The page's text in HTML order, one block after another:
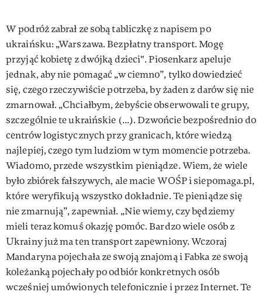
W podróż zabrał ze sobą tabliczkę z napisem po
ukraińsku: „Warszawa. Bezpłatny transport. Mogę
przyjąć kobietę z dwójką dzieci". Piosenkarz apeluje
jednak, aby nie pomagać „w ciemno”, tylko dowiedzieć
się, czego rzeczywiście potrzeba, by żaden z darów się nie
zmarnował. „Chciałbym, żebyście obserwowali te grupy,
szczególnie te ukraińskie (...). Dzwońcie bezpośrednio do
centrów logistycznych przy granicach, które wiedzą
najlepiej, czego tym ludziom w tym momencie potrzeba.
Wiadomo, przede wszystkim pieniądze. Wiem, że wiele
było zbiórek fałszywych, ale macie WOŚP i siepomaga.pl,
które weryfikują wszystko dokładnie. Te pieniądze się
nie zmarnują”, zapewniał. „Nie wiemy, czy będziemy
mieli teraz komuś okazję pomóc. Bardzo wiele osób z
Ukrainy już ma ten transport zapewniony. Wczoraj
Mandaryna pojechała ze swoją znajomą i Fabka ze swoją
koleżanką pojechały po odbiór konkretnych osób
wcześniej umówionych telefonicznie i przez Internet. Te